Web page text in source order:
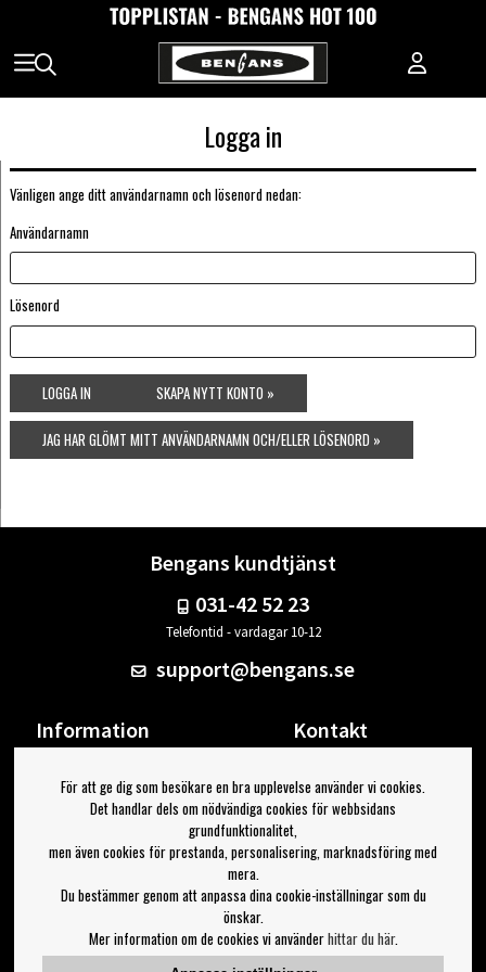
Logga in
Vänligen ange ditt användarnamn och lösenord nedan:
Användarnamn
Lösenord
LOGGA IN SKAPA NYTT KONTO »
JAG HAR GLÖMT MITT ANVÄNDARNAMN OCH/ELLER LÖSENORD »
Bengans kundtjänst
031-42 52 23
Telefontid - vardagar 10-12
support@bengans.se
Information
Om Bengans
FAQ / Köp- & Leveransvillkor
Kontakt
Din sida
Logga ut
Jag vill ha tips från Bengans
Inställningar för nyhetsbrev
För att ge dig som besökare en bra upplevelse använder vi cookies.
Det handlar dels om nödvändiga cookies för webbsidans
grundfunktionalitet,
men även cookies för prestanda, personalisering, marknadsföring med
mera.
Du bestämmer genom att anpassa dina cookie-inställningar som du
önskar.
Mer information om de cookies vi använderhittar du här.